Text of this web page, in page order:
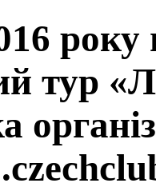
року